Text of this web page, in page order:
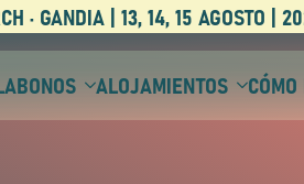
· GANDIA | 13, 14, 15 AGOSTO |
ABONOS ALOJAMIENTOS